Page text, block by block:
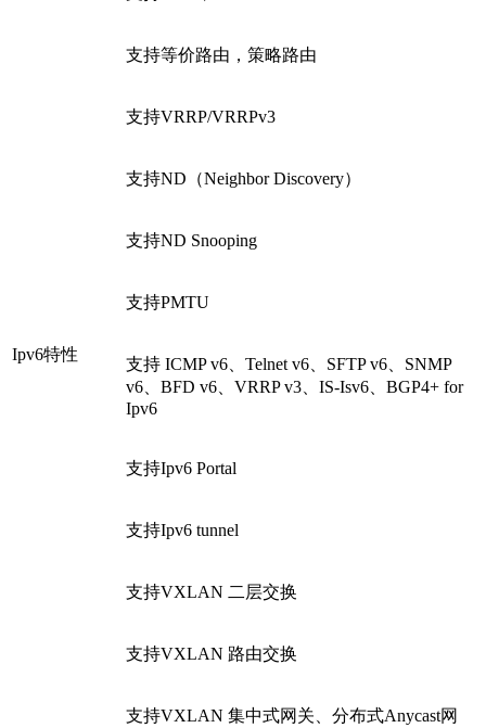
支持等价路由，策略路由
支持VRRP/VRRPv3
Ipv6特性
支持ND（Neighbor Discovery）
支持ND Snooping
支持PMTU
支持 ICMP v6、Telnet v6、SFTP v6、SNMP
v6、BFD v6、VRRP v3、IS-Isv6、BGP4+ for
Ipv6
支持Ipv6 Portal
支持Ipv6 tunnel
支持VXLAN 二层交换
支持VXLAN 路由交换
支持VXLAN 集中式网关、分布式Anycast网